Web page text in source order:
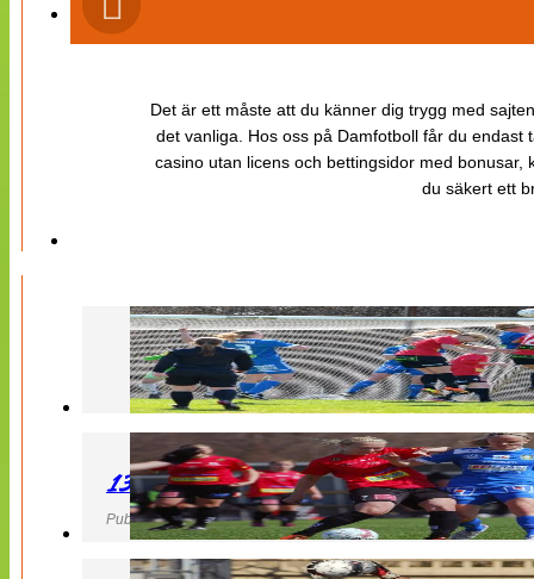
Det är ett måste att du känner dig trygg med
det vanliga. Hos oss på Damfotboll får du
casino utan licens och bettingsidor med
du säkert ett
130427 LB 07 – QBIK
Publicerad 27 April 2013, 22:40